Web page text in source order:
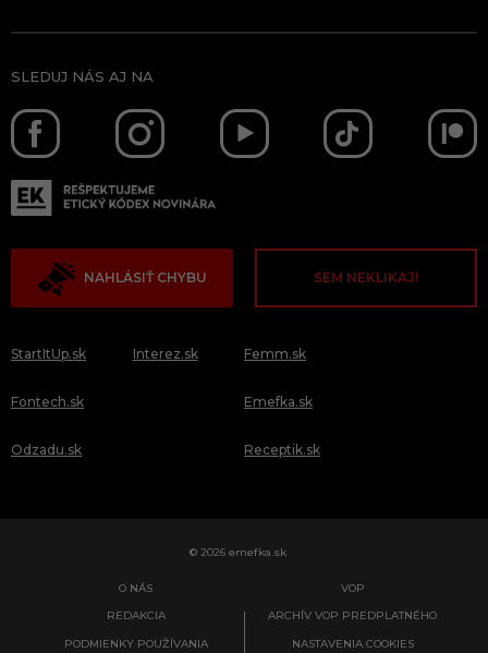
SLEDUJ NÁS AJ NA
NAHLÁSIŤ CHYBU SEM NEKLIKAJ!
StartItUp.sk
Fontech.sk
Odzadu.sk
Interez.sk Femm.sk
Emefka.sk
Receptik.sk
© 2026 emefka.sk
O NÁS
REDAKCIA
PODMIENKY POUŽÍVANIA
VOP
ARCHÍV VOP PREDPLATNÉHO
NASTAVENIA COOKIES